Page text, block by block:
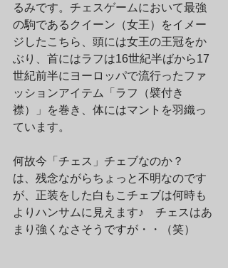
るみです。チェスゲームにおいて最強
の駒であるクイーン（女王）をイメー
ジしたこちら、頭には女王の王冠をか
ぶり、首にはラフは16世紀半ばから17
世紀前半にヨーロッパで流行ったファ
ッションアイテム「ラフ（襞付き
襟）」を巻き、体にはマントを羽織っ
ています。
何故今「チェス」チェブなのか？
は、残念ながらちょっと不明なのです
が、正装をした白もこチェブは何時も
よりハンサムに見えます♪　チェスはあ
まり強くなさそうですが・・（笑）